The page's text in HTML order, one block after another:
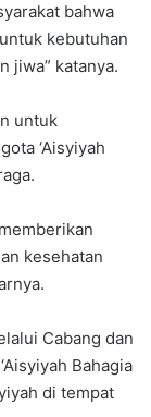
bahwa
kebutuhan
jiwa” katanya.
untuk
‘Aisyiyah
kesehatan
Cabang dan
Bahagia
di tempat